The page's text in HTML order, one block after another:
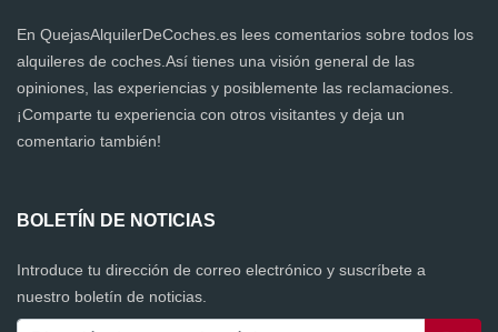
En QuejasAlquilerDeCoches.es lees comentarios sobre todos los
alquileres de coches.Así tienes una visión general de las
opiniones, las experiencias y posiblemente las reclamaciones.
¡Comparte tu experiencia con otros visitantes y deja un
comentario también!
BOLETÍN DE NOTICIAS
Introduce tu dirección de correo electrónico y suscríbete a
nuestro boletín de noticias.